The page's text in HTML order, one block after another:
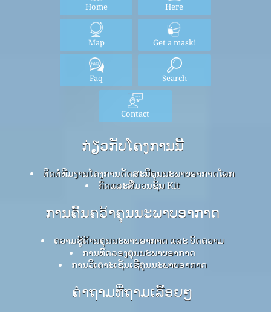
Home Here
Map Get a mask!
Faq Search
Contact
ກ່ຽວກັບໂຄງການນີ້
ຕິດຕໍ່ທີມງານໂຄງການດັດສະນີຄຸນນະພາບອາກາດໂລກ
ກົດ​ແລະ​ສື່​ມວນ​ຊົນ Kit
ການຄົ້ນຄວ້າຄຸນນະພາບອາກາດ
ຄວາມຮູ້ດ້ານຄຸນນະພາບອາກາດ ແລະ ບົດຄວາມ
ການທົດລອງຄຸນນະພາບອາກາດ
ການວິເຄາະເຊັນເຊີຄຸນນະພາບອາກາດ
ຄໍາຖາມທີ່ຖາມເລື້ອຍໆ